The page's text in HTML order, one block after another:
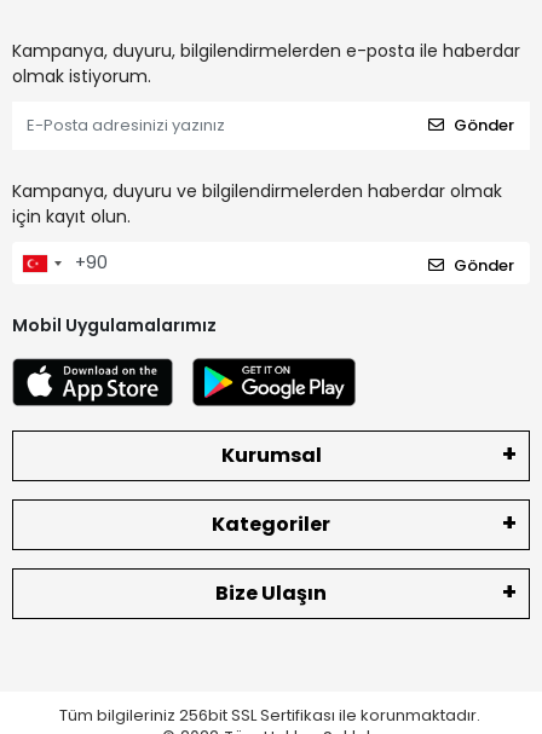
Kampanya, duyuru, bilgilendirmelerden e-posta ile haberdar
olmak istiyorum.
Gönder
Kampanya, duyuru ve bilgilendirmelerden haberdar olmak
için kayıt olun.
Gönder
Mobil Uygulamalarımız
Kurumsal
Kategoriler
Bize Ulaşın
Tüm bilgileriniz 256bit SSL Sertifikası ile korunmaktadır.